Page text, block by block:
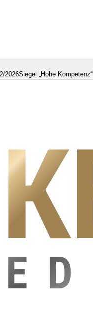
2026Siegel „Hohe Kompetenz“